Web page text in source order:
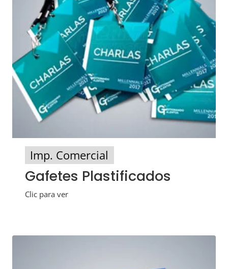
Imp. Comercial
Gafetes Plastificados
Clic para ver